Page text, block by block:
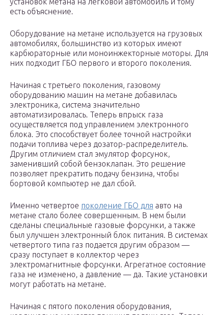
есть объяснение.
Оборудование на метане используется на грузовых
автомобилях, большинство из которых имеют
карбюраторные или моноинжекторные моторы. Для
них подходит ГБО первого и второго поколения.
Начиная с третьего поколения, газовому
оборудованию машин на метане добавилась
электроника, система значительно
автоматизировалась. Теперь впрыск газа
осуществляется под управлением электронного
блока. Это способствует более точной настройки
подачи топлива через дозатор-распределитель.
Другим отличием стал эмулятор форсунок,
заменивший собой бензоклапан. Это решение
позволяет прекратить подачу бензина, чтобы
бортовой компьютер не дал сбой.
Именно четвертое поколение ГБО для авто на
метане стало более совершенным. В нем были
сделаны специальные газовые форсунки, а также
был улучшен электронный блок питания. В системах
четвертого типа газ подается другим образом —
сразу поступает в коллектор через
электромагнитные форсунки. Агрегатное состояние
газа не изменено, а давление — да. Такие установки
могут работать на метане.
Начиная с пятого поколения оборудования,